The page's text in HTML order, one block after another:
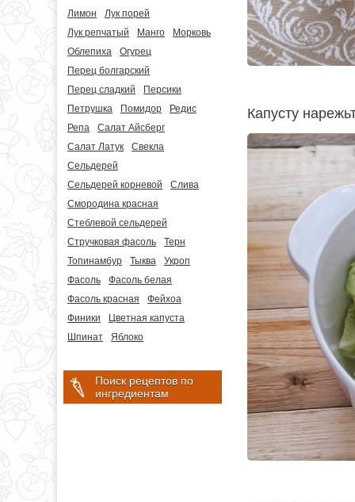
Лимон
Лук порей
Лук репчатый
Манго
Морковь
Облепиха
Огурец
Перец болгарский
Перец сладкий
Персики
Петрушка
Помидор
Редис
Репа
Салат Айсберг
Салат Латук
Свекла
Сельдерей
Сельдерей корневой
Слива
Смородина красная
Стеблевой сельдерей
Стручковая фасоль
Терн
Топинамбур
Тыква
Укроп
Фасоль
Фасоль белая
Фасоль красная
Фейхоа
Финики
Цветная капуста
Шпинат
Яблоко
Поиск рецептов по
ингредиентам
Капусту